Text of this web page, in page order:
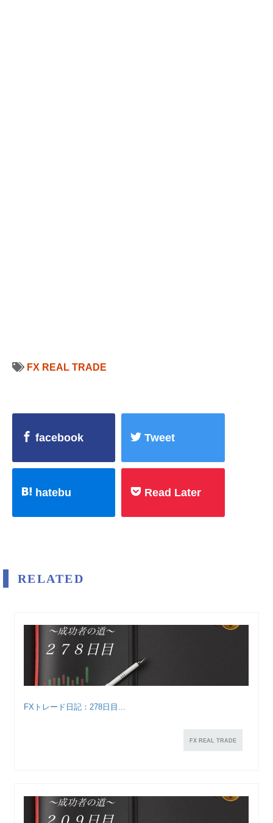
FX REAL TRADE
facebook Tweet
hatebu Read Later
RELATED
FXトレード日記：278日目...
FX REAL TRADE